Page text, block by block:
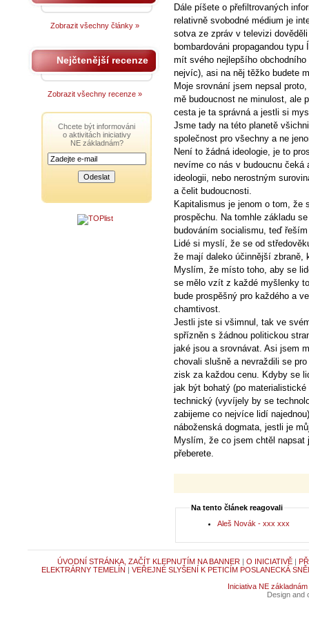
Dále píšete o přefiltrovaných
relativně svobodné médium je
sotva ze zpráv v televizi
bombardováni propagandou
mít svého nejlepšího
nejvíc), asi na něj těžko budete
Moje srovnání jsem nepsal
mě budoucnost ne minulost, ale
cesta je ta správná a jestli si
Jsme tady na této planetě
společnost pro všechny a ne
Není to žádná ideologie, je to
nevíme co nás v budoucnu
ideologii, nebo nerostným
a čelit budoucnosti.
Kapitalismus je jenom o tom,
prospěchu. Na tomhle základu
budováním socialismu, teď
Lidé si myslí, že se od
že mají daleko účinnější zbraně,
Myslím, že místo toho, aby se
se mělo vzít z každé myšlenky
bude prospěšný pro každého a
chamtivost.
Jestli jste si všimnul, tak ve
spřízněn s žádnou politickou
jaké jsou a srovnávat. Asi jsem
chovali slušně a nevraždili se
zisk za každou cenu. Kdyby se
jak být bohatý (po
technický (vyvíjely by se
zabijeme co nejvíce lidí
náboženská dogmata, jestli je
Myslím, že co jsem chtěl
přeberete.
Na tento článek reagovali
Aleš Novák - xxx xxx
Zobrazit všechny články »
Nejčtenější recenze
Zobrazit všechny recenze »
Chcete být informováni
o aktivitách iniciativy
NE základnám?
ÚVODNÍ STRÁNKA, ZAČÍT KLEPNUTÍM NA BANNER O INICIATIVĚ|
ELEKTRÁRNY TEMELÍN
VEŘEJNÉ SLYŠENÍ K PETICÍM POSLANECKÁ
Iniciativa NE základnám
Design and